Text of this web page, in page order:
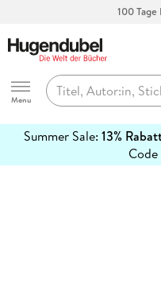
100
Hugendubel
Menu
Summer Sale: 13%
Code
erfahren